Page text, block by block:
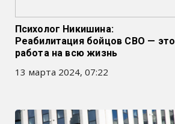
Психолог Никишина:
Реабилитация бойцов СВО — это
работа на всю жизнь
13 марта 2024, 07:22